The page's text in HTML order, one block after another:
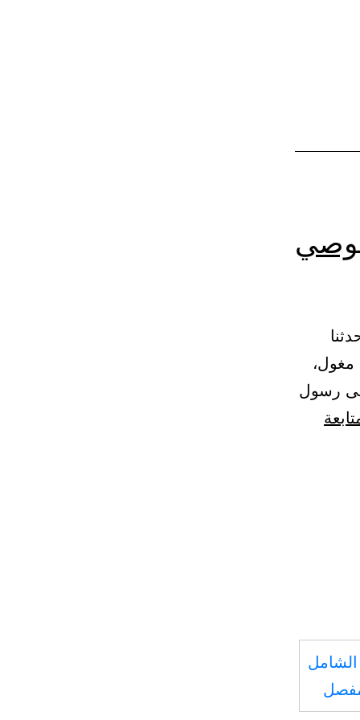
له شيء يوصي فيه 16 – (1634) حدثنا
مغول،
رسول
الشامل